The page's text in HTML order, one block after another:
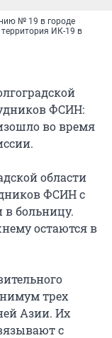
№ 19 в городе
ИК-19 в
ФСИН:
во время
области
ФСИН с
больницу.
остаются в
трех
Азии. Их
с